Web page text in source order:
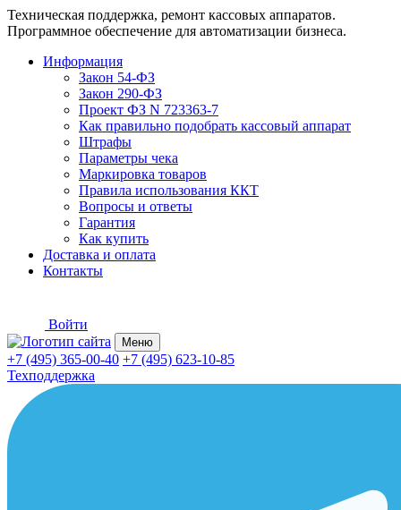
Техническая поддержка, ремонт кассовых аппаратов.
Программное обеспечение для автоматизации бизнеса.
Информация
Закон 54-ФЗ
Закон 290-ФЗ
Проект ФЗ N 723363-7
Как правильно подобрать кассовый аппарат
Штрафы
Параметры чека
Маркировка товаров
Правила использования ККТ
Вопросы и ответы
Гарантия
Как купить
Доставка и оплата
Контакты
Войти
Меню
+7 (495) 365-00-40 +7 (495) 623-10-85
Техподдержка